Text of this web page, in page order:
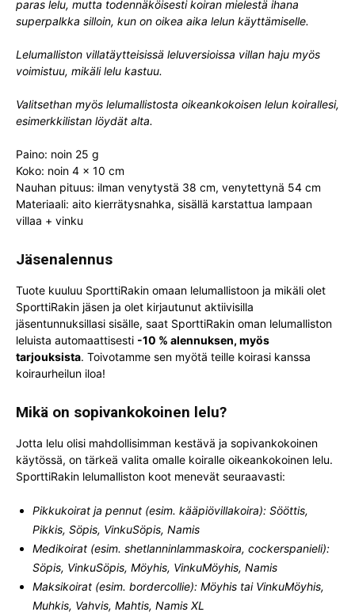
paras lelu, mutta todennäköisesti koiran mielestä ihana
superpalkka silloin, kun on oikea aika lelun käyttämiselle.
Lelumalliston villatäytteisissä leluversioissa villan haju myös
voimistuu, mikäli lelu kastuu.
Valitsethan myös lelumallistosta oikeankokoisen lelun koirallesi,
esimerkkilistan löydät alta.
Paino: noin 25 g
Koko: noin 4 x 10 cm
Nauhan pituus: ilman venytystä 38 cm, venytettynä 54 cm
Materiaali: aito kierrätysnahka, sisällä karstattua lampaan
villaa + vinku
Jäsenalennus
Tuote kuuluu SporttiRakin omaan lelumallistoon ja mikäli olet
SporttiRakin jäsen ja olet kirjautunut aktiivisilla
jäsentunnuksillasi sisälle, saat SporttiRakin oman lelumalliston
leluista automaattisesti -10 % alennuksen, myös
tarjouksista. Toivotamme sen myötä teille koirasi kanssa
koiraurheilun iloa!
Mikä on sopivankokoinen lelu?
Jotta lelu olisi mahdollisimman kestävä ja sopivankokoinen
käytössä, on tärkeä valita omalle koiralle oikeankokoinen lelu.
SporttiRakin lelumalliston koot menevät seuraavasti:
Pikkukoirat ja pennut (esim. kääpiövillakoira): Sööttis,
Pikkis, Söpis, VinkuSöpis, Namis
Medikoirat (esim. shetlanninlammaskoira, cockerspanieli):
Söpis, VinkuSöpis, Möyhis, VinkuMöyhis, Namis
Maksikoirat (esim. bordercollie): Möyhis tai VinkuMöyhis,
Muhkis, Vahvis, Mahtis, Namis XL